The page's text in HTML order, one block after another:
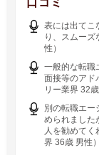
表には出てこ
り、スムーズ
性）
一般的な転職
面接等のアド
リー業界 32歳
別の転職エー
められました
人を勧めて
界 36歳 男性）